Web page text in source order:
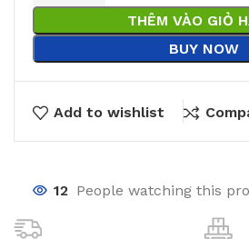
THÊM VÀO GIỎ
BUY NOW
Add to wishlist
12 People watching this